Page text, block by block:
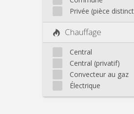
Privée (pièce
Chauffage
Central
Central (privatif)
Convecteur au gaz
Électrique